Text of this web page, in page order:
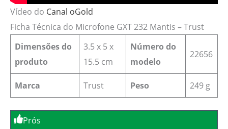
Vídeo do Canal oGold
Ficha Técnica do Microfone GXT 232 Mantis – Trust
Dimensões do
produto
3.5 x 5 x
15.5 cm
Número do
modelo
‎22656
Marca ‎‎Trust Peso 249 g
Prós